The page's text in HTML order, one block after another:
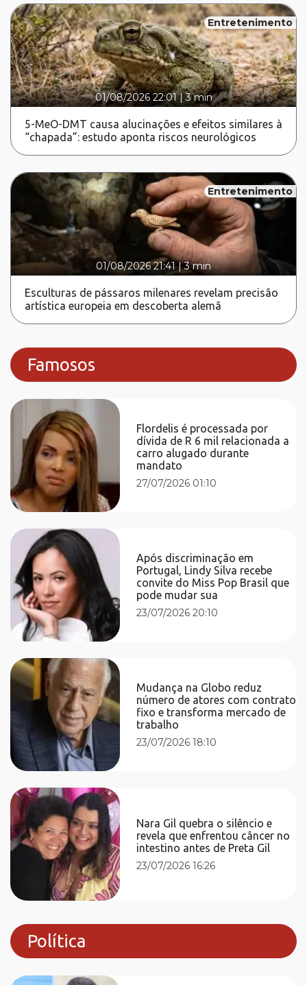
Entretenimento
01/08/2026 22:01|3 min
5-MeO-DMT causa alucinações e efeitos similares à
“chapada”: estudo aponta riscos neurológicos
Entretenimento
01/08/2026 21:41 |3 min
Esculturas de pássaros milenares revelam precisão
artística europeia em descoberta alemã
Famosos
Flordelis é processada por
dívida de R 6 mil relacionada a
carro alugado durante
mandato
27/07/2026 01:10
Após discriminação em
Portugal, Lindy Silva recebe
convite do Miss Pop Brasil que
pode mudar sua
23/07/2026 20:10
Mudança na Globo reduz
número de atores com contrato
fixo e transforma mercado de
trabalho
23/07/2026 18:10
Nara Gil quebra o silêncio e
revela que enfrentou câncer no
intestino antes de Preta Gil
23/07/2026 16:26
Política